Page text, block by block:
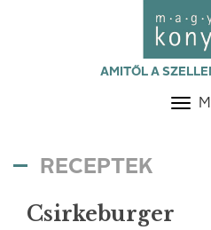
AMITŐL A
RECEPTEK
Csirkeburger